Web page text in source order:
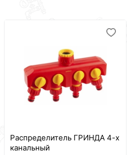
Распределитель ГРИНДА 4-х
канальный